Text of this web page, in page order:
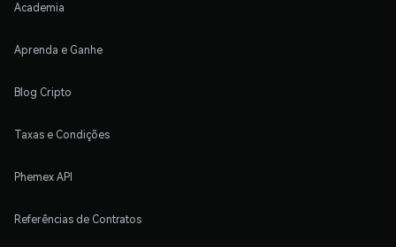
Academia
Aprenda e Ganhe
Blog Cripto
Taxas e Condições
Phemex API
Referências de Contratos